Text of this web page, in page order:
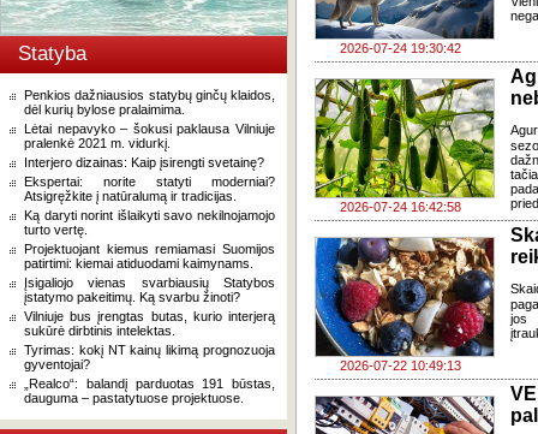
Statyba
Penkios dažniausios statybų ginčų klaidos,
dėl kurių bylose pralaimima.
Lėtai nepavyko – šokusi paklausa Vilniuje
pralenkė 2021 m. vidurkį.
Interjero dizainas: Kaip įsirengti svetainę?
Ekspertai: norite statyti moderniai?
Atsigręžkite į natūralumą ir tradicijas.
Ką daryti norint išlaikyti savo nekilnojamojo
turto vertę.
Projektuojant kiemus remiamasi Suomijos
patirtimi: kiemai atiduodami kaimynams.
Įsigaliojo vienas svarbiausių Statybos
įstatymo pakeitimų. Ką svarbu žinoti?
Vilniuje bus įrengtas butas, kurio interjerą
sukūrė dirbtinis intelektas.
Tyrimas: kokį NT kainų likimą prognozuoja
gyventojai?
„Realco“: balandį parduotas 191 būstas,
dauguma – pastatytuose projektuose.
2026-07-24 19:30:42
2026-07-24 16:42:58
2026-07-22 10:49:13
jos